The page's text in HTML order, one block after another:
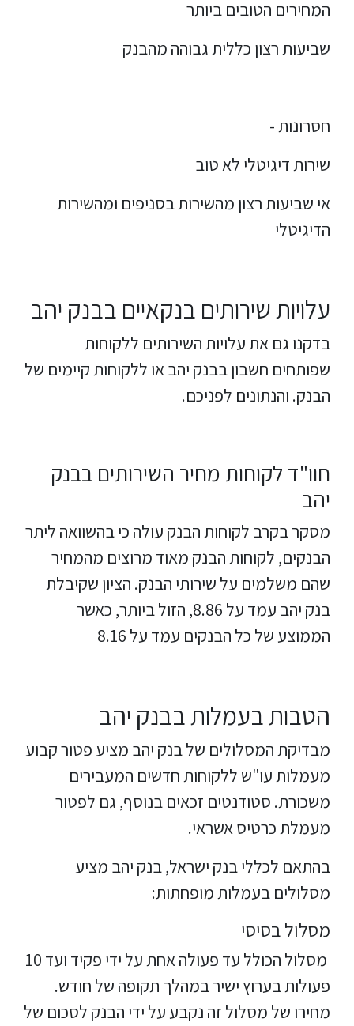
המחירים הטובים ביותר
שביעות רצון כללית גבוהה מהבנק
חסרונות -
שירות דיגיטלי לא טוב
אי שביעות רצון מהשירות בסניפים ומהשירות
הדיגיטלי
עלויות שירותים בנקאיים בבנק יהב
בדקנו גם את עלויות השירותים ללקוחות
שפותחים חשבון בבנק יהב או ללקוחות קיימים של
הבנק. והנתונים לפניכם.
חוו"ד לקוחות מחיר השירותים בבנק
יהב
מסקר בקרב לקוחות הבנק עולה כי בהשוואה ליתר
הבנקים, לקוחות הבנק מאוד מרוצים מהמחיר
שהם משלמים על שירותי הבנק. הציון שקיבלת
בנק יהב עמד על 8.86, הזול ביותר, כאשר
הממוצע של כל הבנקים עמד על 8.16
הטבות בעמלות בבנק יהב
מבדיקת המסלולים של בנק יהב מציע פטור קבוע
מעמלות עו"ש ללקוחות חדשים המעבירים
משכורת. סטודנטים זכאים בנוסף, גם לפטור
מעמלת כרטיס אשראי.
בהתאם לכללי בנק ישראל, בנק יהב מציע
מסלולים בעמלות מופחתות:
מסלול בסיסי
מסלול הכולל עד פעולה אחת על ידי פקיד ועד 10
פעולות בערוץ ישיר במהלך תקופה של חודש.
מחירו של מסלול זה נקבע על ידי הבנק לסכום של